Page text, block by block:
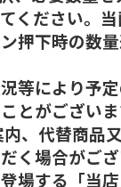
ください。
押下時の数
等により予
とがござい
、代替商品
く場合がござ
場する「当店